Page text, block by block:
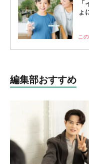
ょ
こ
編集部おすすめ